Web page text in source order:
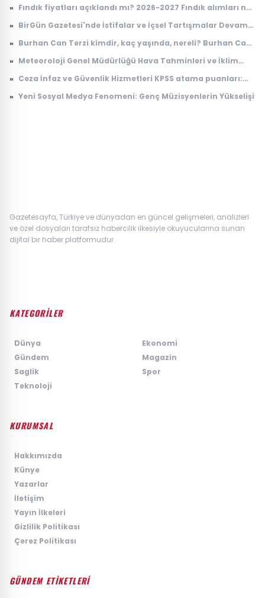
» Fındık fiyatları açıklandı mı? 2026-2027 Fındık alımları ne
» BirGün Gazetesi'nde İstifalar ve İçsel Tartışmalar Devam
» Burhan Can Terzi kimdir, kaç yaşında, nereli? Burhan Can
» Meteoroloji Genel Müdürlüğü Hava Tahminleri ve İklim
» Ceza İnfaz ve Güvenlik Hizmetleri KPSS atama puanları:
» Yeni Sosyal Medya Fenomeni: Genç Müzisyenlerin Yükselişi
Gazetesayfa, Türkiye ve dünyadan en güncel gelişmeleri, analizleri
ve özel dosyaları tarafsız habercilik ilkesiyle okuyucularına sunan
dijital bir haber platformudur.
KATEGORİLER
Dünya
Ekonomi
Gündem
Magazin
Saglik
Spor
Teknoloji
KURUMSAL
Hakkımızda
Künye
Yazarlar
İletişim
Yayın İlkeleri
Gizlilik Politikası
Çerez Politikası
GÜNDEM ETİKETLERİ